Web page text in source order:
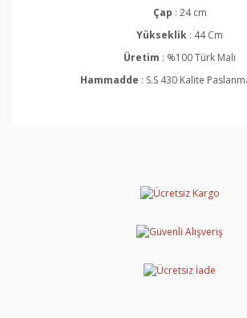
Çap : 24 cm
Yükseklik : 44 Cm
Üretim : %100 Türk Malı
Hammadde : S.S 430 Kalite
Yorum Yaz
Ürün açıklamasında eksik bilgiler